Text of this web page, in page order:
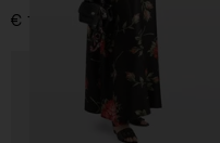
€ 1.850,00